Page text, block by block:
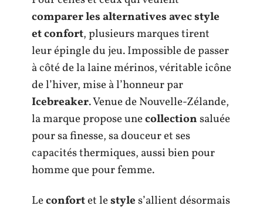
comparer les alternatives avec style
et confort, plusieurs marques tirent
leur épingle du jeu. Impossible de passer
à côté de la laine mérinos, véritable icône
de l’hiver, mise à l’honneur par
Icebreaker. Venue de Nouvelle-Zélande,
la marque propose unecollectionsaluée
pour sa finesse, sa douceur et ses
capacités thermiques, aussi bien pour
homme que pour femme.
Leconfortet lestyles’allient désormais